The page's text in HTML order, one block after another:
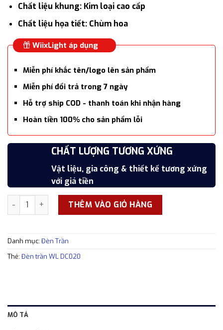
Chất liệu khung: Kim loại cao cấp
Chất liệu họa tiết: Chùm hoa
WiixLight áp dụng
Miễn phí khắc tên/logo lên sản phẩm
Miễn phí đổi trả trong 7 ngày
Hỗ trợ ship COD - thanh toán khi nhận hàng
Hoàn tiền 100% cho sản phẩm lỗi
SẢN PHẨM CAO CẤP
Hoàn thiện cẩn thận, tỉ mỉ, xắc xảo
CHẤT LƯỢNG TƯƠNG XỨNG
Vật liệu, gia công & thiết kế tương xứng
với giá tiền
7 NGÀY ĐỔI TRẢ MIỄN PHÍ
Đổi trả trong 7 ngày kể từ thời điểm nhận
hàng
HOÀN TIỀN SẢN PHẨM LỖI
Hoàn tiền 100% cho các sản phẩm lỗi
Đèn trần WL DC020 pha lê cao cấp tạo hình độc đáo số lượng
THÊM VÀO GIỎ HÀNG
Danh mục: Đèn Trần
Thẻ: Đèn trần WL DC020
MÔ TẢ